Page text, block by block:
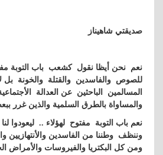
صديقتي شاهيناز
نعم نحن أيظا نقول كشعب باب التوبة
للصوص والفاسدين والقتلة والخونة بل
المسالمين الباحثين عن العدالة
والمساواة بالطرق السلمية والذين غرر
نعم باب التوبة مفتوح لهؤلاء .. ليعودوا
وننظف وطننا من الفاسدين والأنتهازيين
ومن كل البكتريا والفيروسات والأمراض